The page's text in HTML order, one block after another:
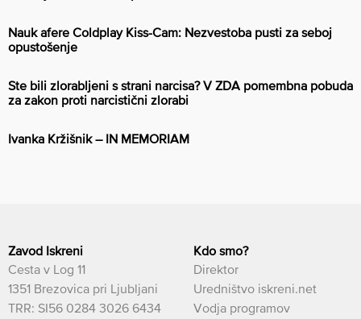
Nauk afere Coldplay Kiss-Cam: Nezvestoba pusti za seboj
opustošenje
Ste bili zlorabljeni s strani narcisa? V ZDA pomembna pobuda
za zakon proti narcistični zlorabi
Ivanka Kržišnik – IN MEMORIAM
Zavod Iskreni
Cesta v Log 11
1351 Brezovica pri Ljubljani
TRR: SI56 0284 3026 6434
Kdo smo?
Direktor
Uredništvo iskreni.net
Vodja programov